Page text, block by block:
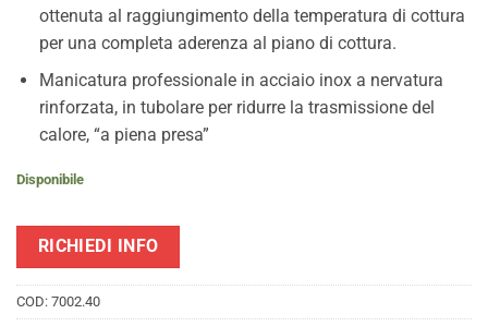
ottenuta al raggiungimento della temperatura di cottura
per una completa aderenza al piano di cottura.
Manicatura professionale in acciaio inox a nervatura
rinforzata, in tubolare per ridurre la trasmissione del
calore, “a piena presa”
Disponibile
RICHIEDI INFO
COD: 7002.40